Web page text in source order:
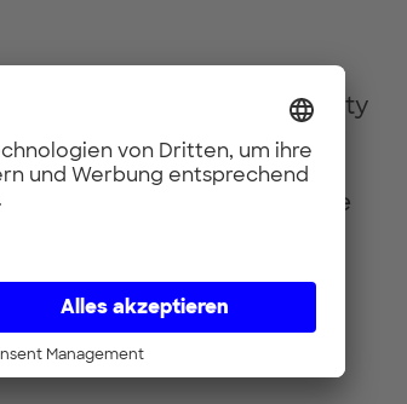
are shaping sustainability
and experts who share